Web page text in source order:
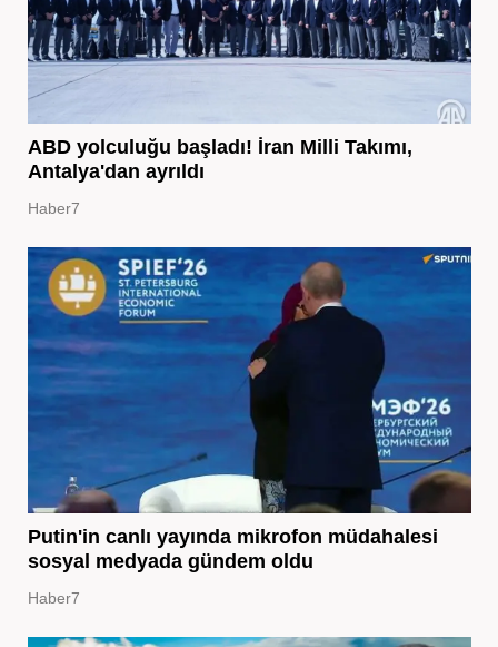
ABD yolculuğu başladı! İran Milli Takımı,
Antalya'dan ayrıldı
Haber7
Putin'in canlı yayında mikrofon müdahalesi
sosyal medyada gündem oldu
Haber7